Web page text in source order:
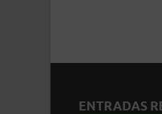
ENTRADAS